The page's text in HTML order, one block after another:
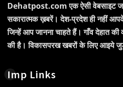
Dehatpost.com एक ऐसी वेबसाइट
सकारात्मक ख़बरें। देश-प्रदेश ही नहीं
जिन्हें आप जानना चाहते हैं। गाँव देहात
की है। विकासपरख खबरों के लिए आइये
Imp Links